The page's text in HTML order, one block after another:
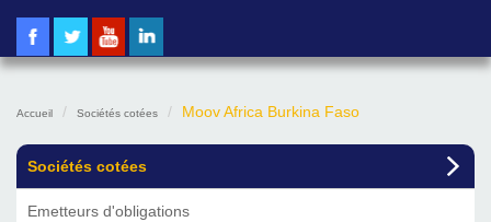
Accueil Sociétés cotées Moov Africa Burkina Faso
Sociétés cotées
Emetteurs d'obligations